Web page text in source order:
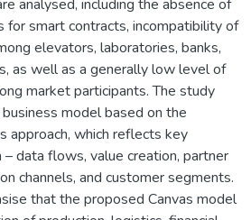
analysed, including the absence of
smart contracts, incompatibility of
elevators, laboratories, banks,
as well as a generally low level of
market participants. The study
model based on the
approach, which reflects key
data flows, value creation, partner
channels, and customer segments.
that the proposed Canvas model